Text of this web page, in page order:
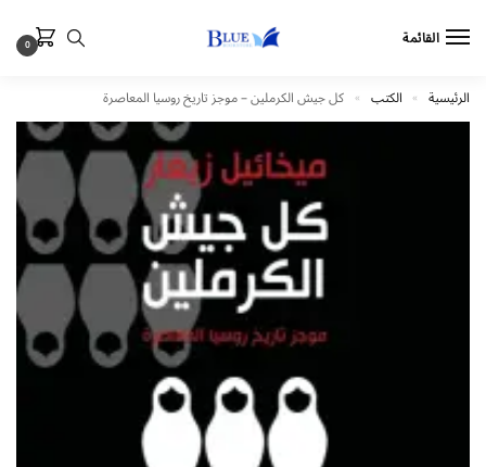
القائمة 0
الرئيسية » الكتب » كل جيش الكرملين – موجز تاريخ روسيا المعاصرة